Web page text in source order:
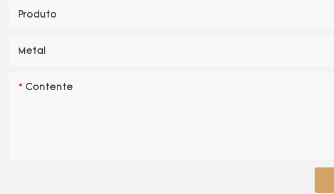
Produto
Metal
Contente